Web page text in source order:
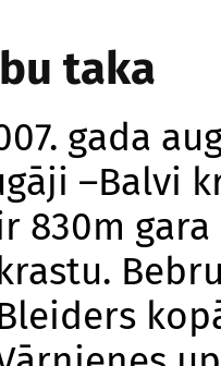
taka
gada
–Balvi
830m